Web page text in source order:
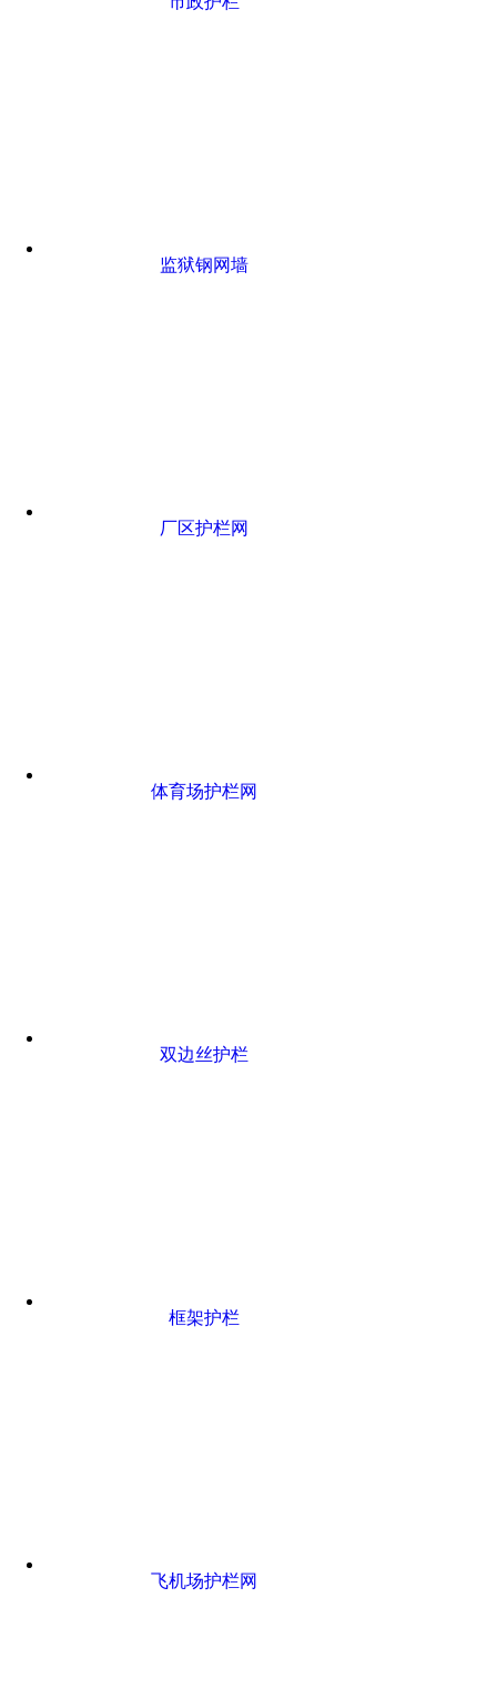
监狱钢网墙
厂区护栏网
体育场护栏网
双边丝护栏
框架护栏
飞机场护栏网